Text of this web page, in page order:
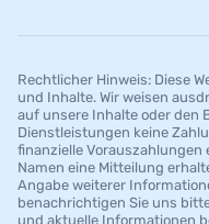
Rechtlicher Hinweis: Diese
und Inhalte. Wir weisen
auf unsere Inhalte oder den
Dienstleistungen keine
finanzielle Vorauszahlungen
Namen eine Mitteilung
Angabe weiterer
benachrichtigen Sie uns
und aktuelle Informationen